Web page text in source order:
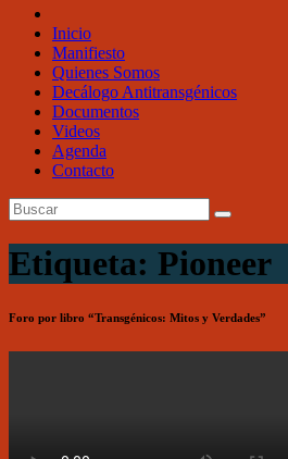
Inicio
Manifiesto
Quienes Somos
Decálogo Antitransgénicos
Documentos
Videos
Agenda
Contacto
Etiqueta: Pioneer
Foro por libro “Transgénicos: Mitos y Verdades”